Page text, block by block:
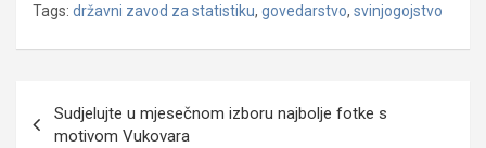
Tags: državni zavod za statistiku, govedarstvo, svinjogojstvo
objava
Sudjelujte u mjesečnom izboru najbolje fotke s
motivom Vukovara